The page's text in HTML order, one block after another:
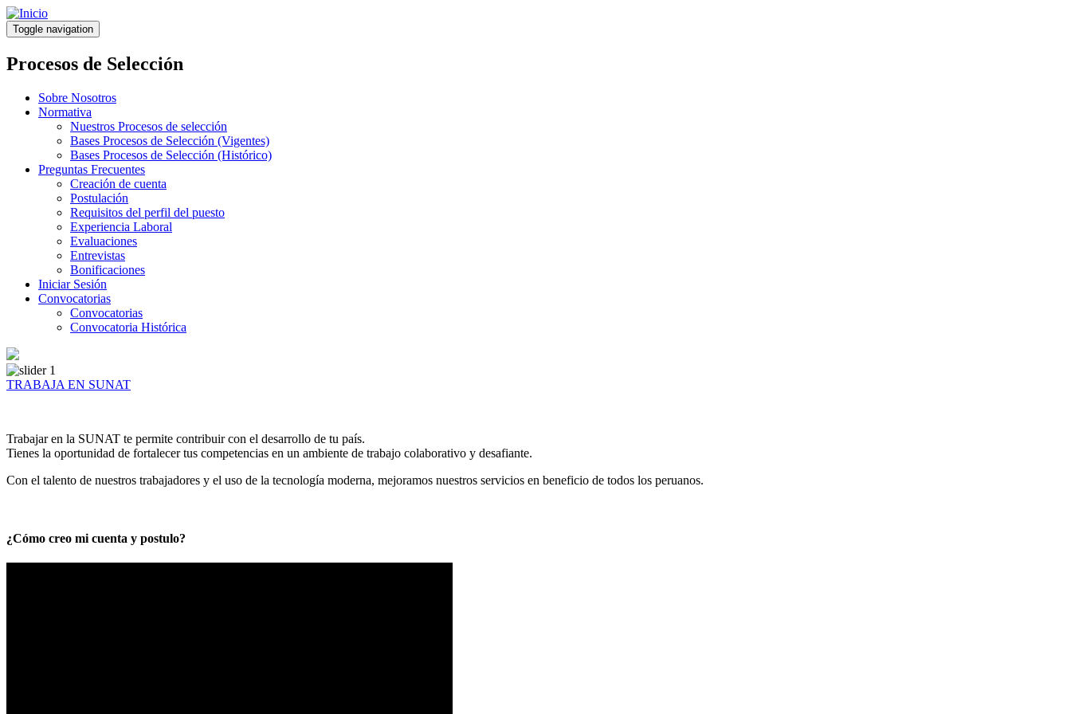
Pasar
al
contenido
principal
Toggle navigation
Procesos de Selección
Sobre Nosotros
Normativa
Nuestros Procesos de selección
Bases Procesos de Selección (Vigentes)
Bases Procesos de Selección (Histórico)
Preguntas Frecuentes
Creación de cuenta
Postulación
Requisitos del perfil del puesto
Experiencia Laboral
Evaluaciones
Entrevistas
Bonificaciones
Iniciar Sesión
Convocatorias
Convocatorias
Convocatoria Histórica
TRABAJA EN SUNAT
Trabajar en la SUNAT te permite contribuir con el desarrollo de tu país.
Tienes la oportunidad de fortalecer tus competencias en un ambiente de trabajo colaborativo y desafiante.
Con el talento de nuestros trabajadores y el uso de la tecnología moderna, mejoramos nuestros servicios en beneficio de todos los peruanos.
¿Cómo creo mi cuenta y postulo?